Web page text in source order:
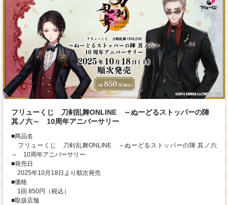
フリューくじ 刀剣乱舞ONLINE ～ぬーどるストッパーの陣
其ノ六～ 10周年アニバーサリー
■商品名
フリューくじ 刀剣乱舞ONLINE ～ぬーどるストッパーの陣 其ノ六
～ 10周年アニバーサリー
■発売日
2025年10月18日より順次発売
■価格
1回 850円（税込）
■取扱店舗